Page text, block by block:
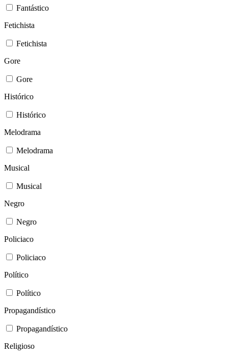
Fantástico
Fetichista
Fetichista
Gore
Gore
Histórico
Histórico
Melodrama
Melodrama
Musical
Musical
Negro
Negro
Policiaco
Policiaco
Político
Político
Propagandístico
Propagandístico
Religioso